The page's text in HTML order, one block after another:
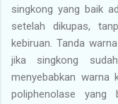
singkong yang baik
setelah dikupas,
kebiruan. Tanda
jika singkong
menyebabkan warna
poliphenolase yang